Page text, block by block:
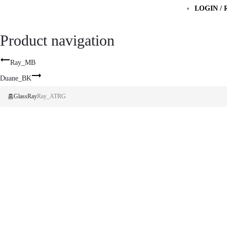
LOGIN /
Product navigation
Ray_MB
Duane_BK
홈GlassRayRay_ATRG